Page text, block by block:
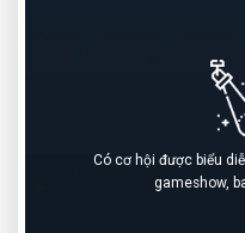
Có cơ hội được biểu
gameshow,